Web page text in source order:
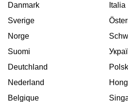
Danmark
Sverige
Norge
Suomi
Deutchland
Nederland
Belgique
Italia